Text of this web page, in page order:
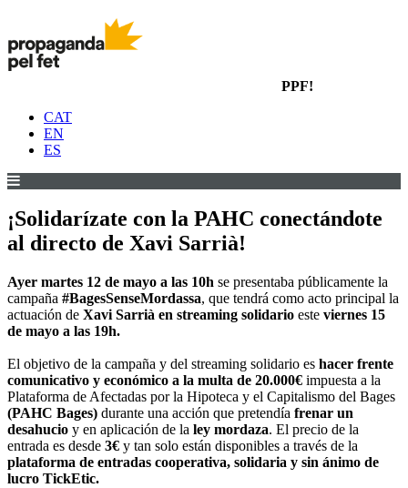
PPF!
CAT
EN
ES
¡Solidarízate con la PAHC conectándote
al directo de Xavi Sarrià!
Ayer martes 12 de mayo a las 10h se presentaba públicamente la
campaña #BagesSenseMordassa, que tendrá como acto principal la
actuación de Xavi Sarrià en streaming solidario este viernes 15
de mayo a las 19h.
El objetivo de la campaña y del streaming solidario es hacer frente
comunicativo y económico a la multa de 20.000€ impuesta a la
Plataforma de Afectadas por la Hipoteca y el Capitalismo del Bages
(PAHC Bages) durante una acción que pretendía frenar un
desahucio y en aplicación de la ley mordaza. El precio de la
entrada es desde 3€ y tan solo están disponibles a través de la
plataforma de entradas cooperativa, solidaria y sin ánimo de
lucro TickEtic.